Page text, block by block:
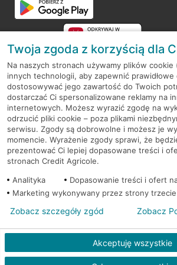
RODO
Regulamin serwisu
Mapa serwisu
PolitykaCookies
© 2026 Credit Agricole Bank Polska S.A. Wszelkie
Twoja zgoda z korzyścią dla
Na naszych stronach używamy plików cookie
innych technologii, aby zapewnić prawidłowe
dostosowywać jego zawartość do Twoich
dostarczać Ci spersonalizowane reklamy na
internetowych. Możesz wyrazić zgodę na
odrzucić pliki cookie – poza plikami
serwisu. Zgody są dobrowolne i możesz je
momencie. Wyrażenie zgody sprawi, że
prezentować Ci lepiej dopasowane treści i
stronach Credit Agricole.
Analityka
Dopasowanie treści i ofert
Marketing wykonywany przez strony trzecie
Akceptuję wszystkie
Zobacz szczegóły zgód Zobacz